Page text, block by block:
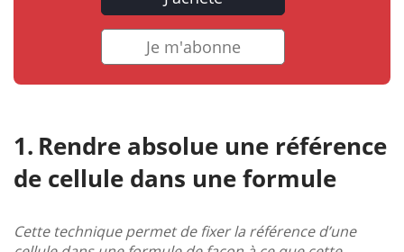
Je m'abonne
Rendre absolue une référence
de cellule dans une formule
Cette technique permet de fixer la référence d’une